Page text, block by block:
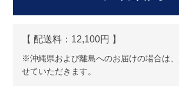
【 配送料： 12,100円 】
※沖縄県および離島へのお届けの場合は
せていただきます。